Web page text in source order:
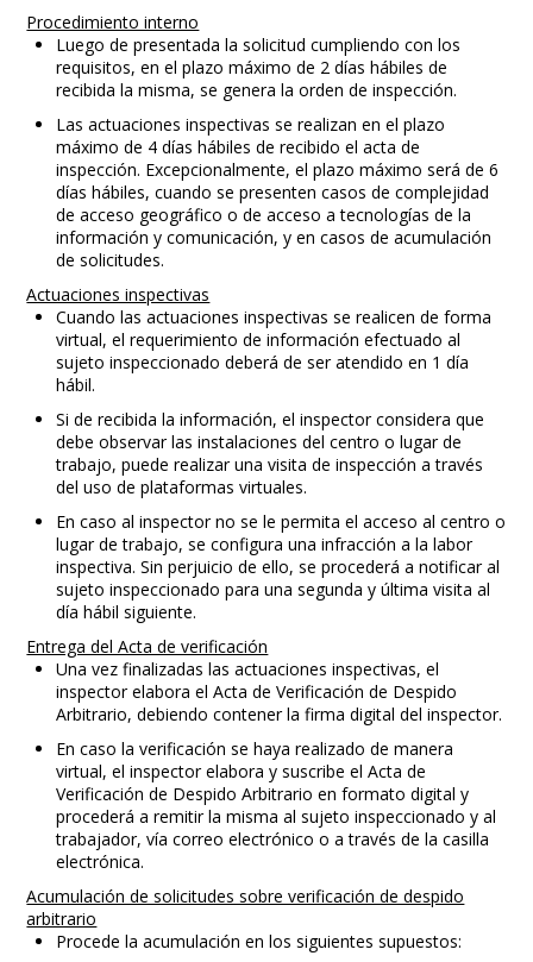
Procedimiento interno
Luego de presentada la solicitud cumpliendo con los
requisitos, en el plazo máximo de 2 días hábiles de
recibida la misma, se genera la orden de inspección.
Las actuaciones inspectivas se realizan en el plazo
máximo de 4 días hábiles de recibido el acta de
inspección. Excepcionalmente, el plazo máximo será de 6
días hábiles, cuando se presenten casos de complejidad
de acceso geográfico o de acceso a tecnologías de la
información y comunicación, y en casos de acumulación
de solicitudes.
Actuaciones inspectivas
Cuando las actuaciones inspectivas se realicen de forma
virtual, el requerimiento de información efectuado al
sujeto inspeccionado deberá de ser atendido en 1 día
hábil.
Si de recibida la información, el inspector considera que
debe observar las instalaciones del centro o lugar de
trabajo, puede realizar una visita de inspección a través
del uso de plataformas virtuales.
En caso al inspector no se le permita el acceso al centro o
lugar de trabajo, se configura una infracción a la labor
inspectiva. Sin perjuicio de ello, se procederá a notificar al
sujeto inspeccionado para una segunda y última visita al
día hábil siguiente.
Entrega del Acta de verificación
Una vez finalizadas las actuaciones inspectivas, el
inspector elabora el Acta de Verificación de Despido
Arbitrario, debiendo contener la firma digital del inspector.
En caso la verificación se haya realizado de manera
virtual, el inspector elabora y suscribe el Acta de
Verificación de Despido Arbitrario en formato digital y
procederá a remitir la misma al sujeto inspeccionado y al
trabajador, vía correo electrónico o a través de la casilla
electrónica.
Acumulación de solicitudes sobre verificación de despido
arbitrario
Procede la acumulación en los siguientes supuestos: